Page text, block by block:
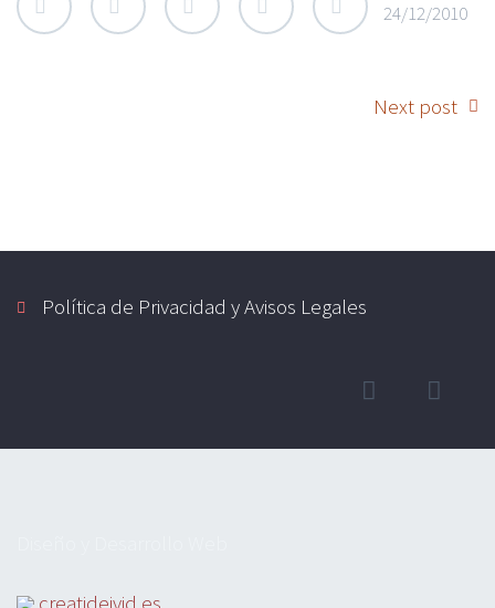
24/12/2010
Next post
Política de Privacidad y Avisos Legales
creatideivid.es